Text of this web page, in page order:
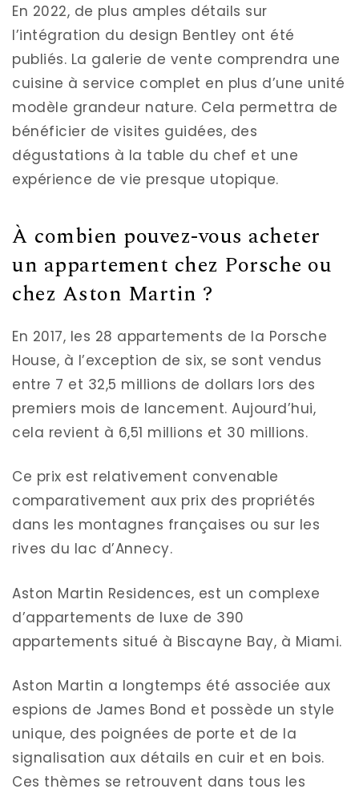
En 2022, de plus amples détails sur
l’intégration du design Bentley ont été
publiés. La galerie de vente comprendra une
cuisine à service complet en plus d’une unité
modèle grandeur nature. Cela permettra de
bénéficier de visites guidées, des
dégustations à la table du chef et une
expérience de vie presque utopique.
À combien pouvez-vous acheter
un appartement chez Porsche ou
chez Aston Martin ?
En 2017, les 28 appartements de la Porsche
House, à l’exception de six, se sont vendus
entre 7 et 32,5 millions de dollars lors des
premiers mois de lancement. Aujourd’hui,
cela revient à 6,51 millions et 30 millions.
Ce prix est relativement convenable
comparativement aux prix des propriétés
dans les montagnes françaises ou sur les
rives du lac d’Annecy.
Aston Martin Residences, est un complexe
d’appartements de luxe de 390
appartements situé à Biscayne Bay, à Miami.
Aston Martin a longtemps été associée aux
espions de James Bond et possède un style
unique, des poignées de porte et de la
signalisation aux détails en cuir et en bois.
Ces thèmes se retrouvent dans tous les